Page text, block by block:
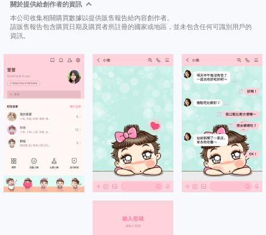
關於提供給創作者的資訊
本公司收集相關購買數據以提供販售報告給內容創作者。
該販售報告包含購買日期及購買者所註冊的國家或地區，並未包含任何可識別用戶的
資訊。